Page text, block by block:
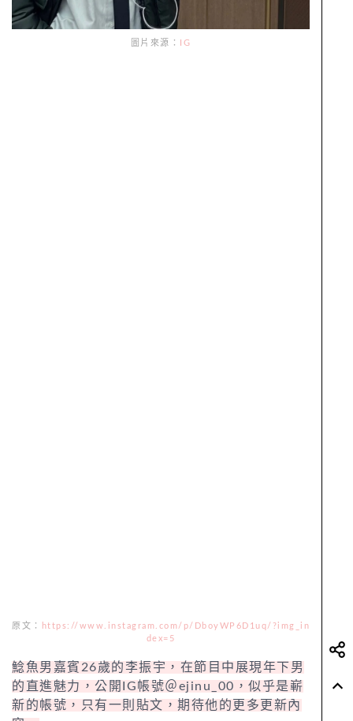
圖片來源： IG
原文：
https://www.instagram.com/p/DboyWP6D1uq/?img_in
dex=5
鯰魚男嘉賓26歲的李振宇，在節目中展現年下男
的直進魅力，公開IG帳號＠ejinu_00，似乎是嶄
新的帳號，只有一則貼文，期待他的更多更新內